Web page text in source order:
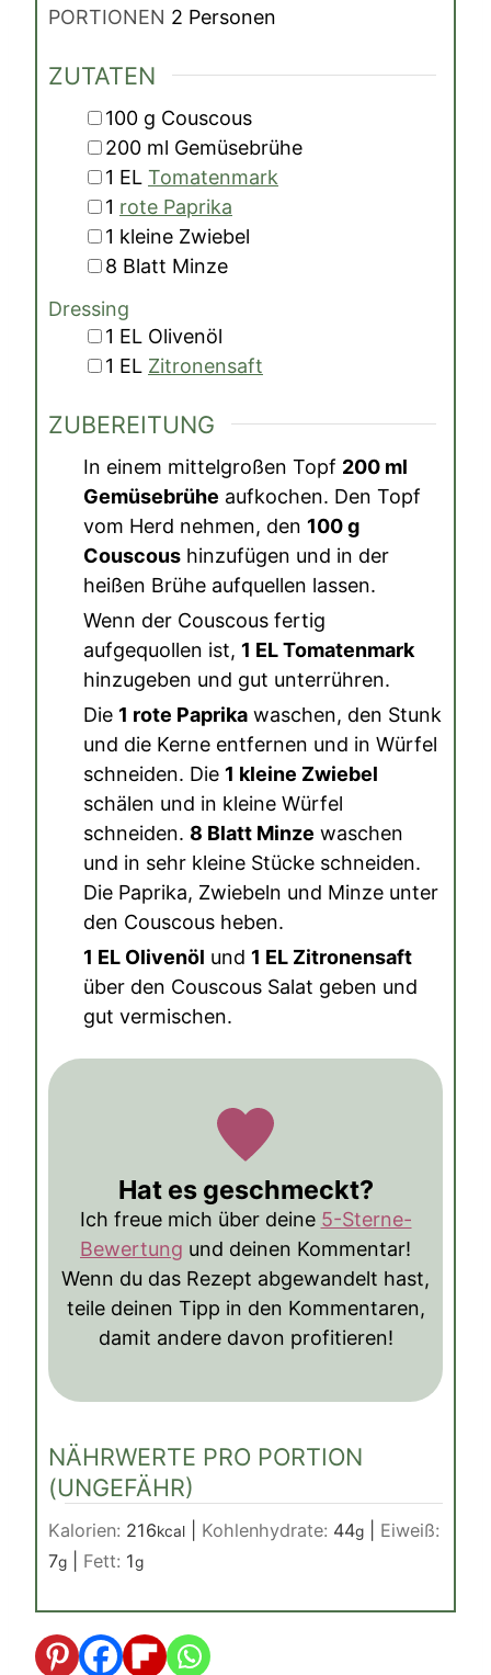
PORTIONEN 2 Personen
ZUTATEN
▢
100 g Couscous
▢
200 ml Gemüsebrühe
▢
1 EL Tomatenmark
▢
1 rote Paprika
▢
1 kleine Zwiebel
▢
8 Blatt Minze
Dressing
▢
1 EL Olivenöl
▢
1 EL Zitronensaft
ZUBEREITUNG
In einem mittelgroßen Topf 200 ml
Gemüsebrühe aufkochen. Den Topf
vom Herd nehmen, den 100 g
Couscous hinzufügen und in der
heißen Brühe aufquellen lassen.
Wenn der Couscous fertig
aufgequollen ist, 1 EL Tomatenmark
hinzugeben und gut unterrühren.
Die 1 rote Paprika waschen, den Stunk
und die Kerne entfernen und in Würfel
schneiden. Die 1 kleine Zwiebel
schälen und in kleine Würfel
schneiden. 8 Blatt Minze waschen
und in sehr kleine Stücke schneiden.
Die Paprika, Zwiebeln und Minze unter
den Couscous heben.
1 EL Olivenöl und 1 EL Zitronensaft
über den Couscous Salat geben und
gut vermischen.
Hat es geschmeckt?
Ich freue mich über deine 5-Sterne-
Bewertung und deinen Kommentar!
Wenn du das Rezept abgewandelt hast,
teile deinen Tipp in den Kommentaren,
damit andere davon profitieren!
NÄHRWERTE PRO PORTION
(UNGEFÄHR)
Kalorien: 216kcal Kohlenhydrate: 44g
Eiweiß:
7g Fett: 1g